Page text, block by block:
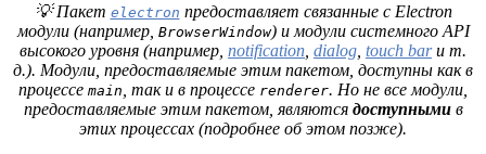
💡 Пакет electron предоставляет связанные с Electron
модули (например, BrowserWindow) и модули системного API
высокого уровня (например, notification dialog touch barи т.
д.). Модули, предоставляемые этим пакетом, доступны как в
процессе main , так и в процессе renderer. Но не все модули,
предоставляемые этим пакетом, являются доступнымив
этих процессах (подробнее об этом позже).